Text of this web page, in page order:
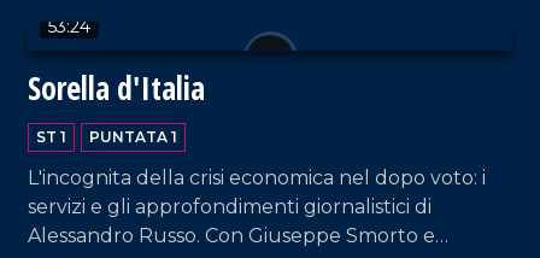
53:24
Sorella d'Italia
ST 1 PUNTATA 1
L'incognita della crisi economica nel dopo voto: i
servizi e gli approfondimenti giornalistici di
Alessandro Russo. Con Giuseppe Smorto e